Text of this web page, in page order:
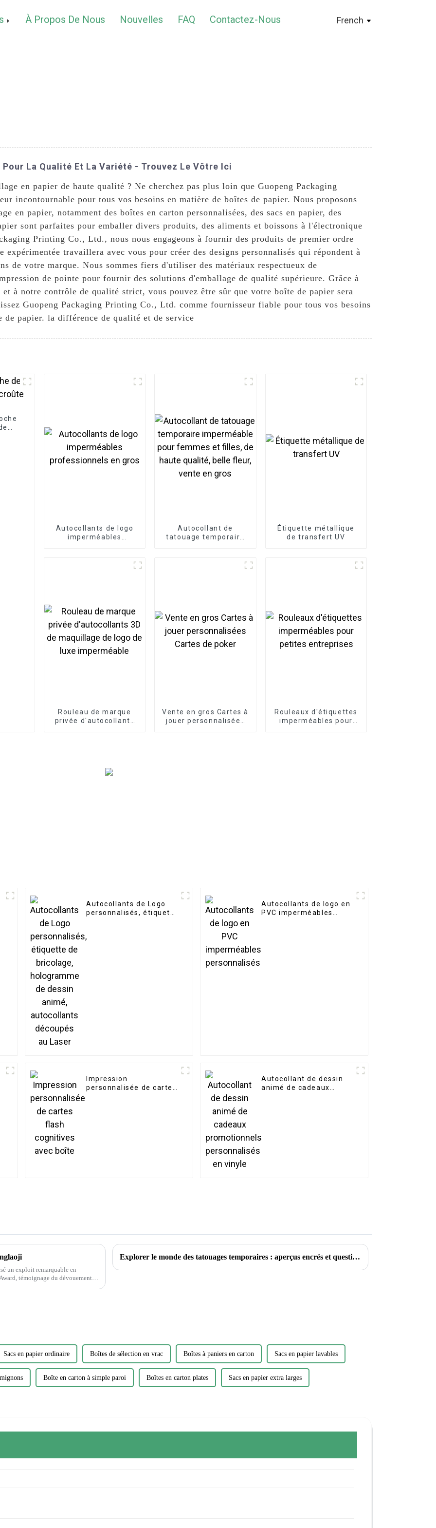
À Propos De Nous Nouvelles FAQ Contactez-Nous French
Pour La Qualité Et La Variété - Trouvez Le Vôtre Ici
en papier de haute qualité ? Ne cherchez pas plus loin que Guopeng Packaging
incontournable pour tous vos besoins en matière de boîtes de papier. Nous proposons
en papier, notamment des boîtes en carton personnalisées, des sacs en papier, des
sont parfaites pour emballer divers produits, des aliments et boissons à l'électronique
Printing Co., Ltd., nous nous engageons à fournir des produits de premier ordre
travaillera avec vous pour créer des designs personnalisés qui répondent à
de votre marque. Nous sommes fiers d'utiliser des matériaux respectueux de
de pointe pour fournir des solutions d'emballage de qualité supérieure. Grâce à
à notre contrôle de qualité strict, vous pouvez être sûr que votre boîte de papier sera
Guopeng Packaging Printing Co., Ltd. comme fournisseur fiable pour tous vos besoins
de papier. la différence de qualité et de service
Autocollants de logo
imperméables
Autocollant de
tatouage temporaire
Étiquette métallique
de transfert UV
Rouleau de marque
privée d'autocollants
Vente en gros Cartes à
jouer personnalisées
Rouleaux d'étiquettes
imperméables pour
Autocollants de Logo
personnalisés, étiquette
animé, autocollants
Autocollants de logo en
PVC imperméables
Impression
personnalisée de cartes
Autocollant de dessin
animé de cadeaux
un exploit remarquable en
témoignage du dévouement
Explorer le monde des tatouages ​​temporaires : aperçus encrés et questions courantes
Sacs en papier ordinaire Boîtes de sélection en vrac Boîtes à paniers en carton Sacs en papier lavables
Boîte en carton à simple paroi Boîtes en carton plates Sacs en papier extra larges